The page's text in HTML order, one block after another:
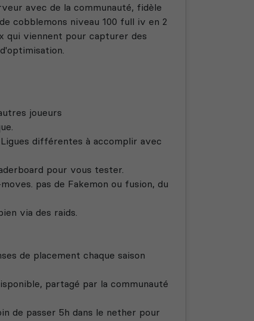
avec de la communauté, fidèle
cobblemons niveau 100 full iv en 2
qui viennent pour capturer des
joueurs
différentes à accomplir avec
pour vous tester.
pas de Fakemon ou fusion, du
via des raids.
de placement chaque saison
partagé par la communauté
de passer 5h dans le nether pour